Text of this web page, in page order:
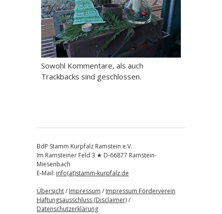
Sowohl Kommentare, als auch
Trackbacks sind geschlossen.
BdP Stamm Kurpfalz Ramstein e.V.
Im Ramsteiner Feld 3 ★ D-66877 Ramstein-
Miesenbach
E-Mail: info(at)stamm-kurpfalz.de
Übersicht/ Impressum / Impressum Förderverein
Haftungsausschluss (Disclaimer)/
Datenschutzerklärung